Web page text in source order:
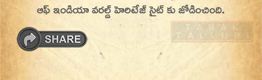
ఆఫ్ ఇండియా వరల్డ్ హెరిటేజ్ సైట్ కు జోడించింది.